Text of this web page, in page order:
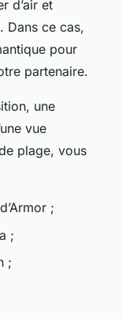
d’air et
Dans ce cas,
pour
partenaire.
une
vue
plage, vous
;
;
;